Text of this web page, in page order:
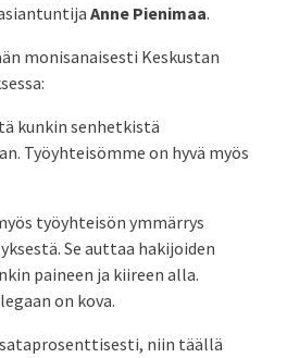
Anne Pienimaa.
monisanaisesti Keskustan
kunkin senhetkistä
Työyhteisömme on hyvä myös
työyhteisön ymmärrys
Se auttaa hakijoiden
paineen ja kiireen alla.
on kova.
niin täällä